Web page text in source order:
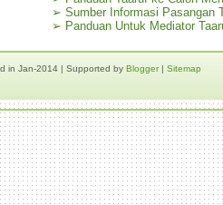
➢ Sumber Informasi Pasangan
➢ Panduan Untuk Mediator
in Jan-2014 | Supported by Blogger| Sitemap